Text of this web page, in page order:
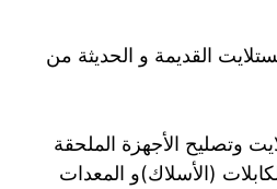
القديمة و الحديثة من
وتصليح الأجهزة الملحقة
(الأسلاك)و المعدات